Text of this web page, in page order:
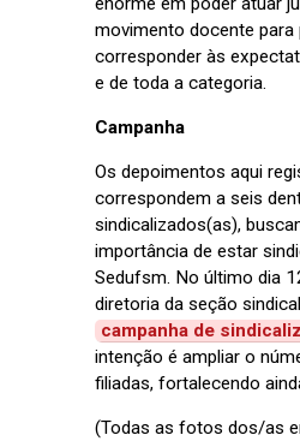
movimento docente para
corresponder às
e de toda a categoria.
Campanha
Os depoimentos aqui
correspondem a seis
sindicalizados(as),
importância de estar
Sedufsm. No último dia
diretoria da seção
campanha de
intenção é ampliar o
filiadas, fortalecendo
(Todas as fotos dos/as